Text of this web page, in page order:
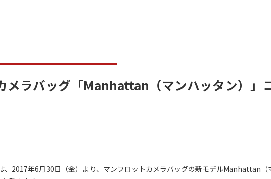
メラバッグ「Manhattan（マンハッタン）」
、2017年6月30日（金）より、マンフロットカメラバッグの新モデルManhattan（